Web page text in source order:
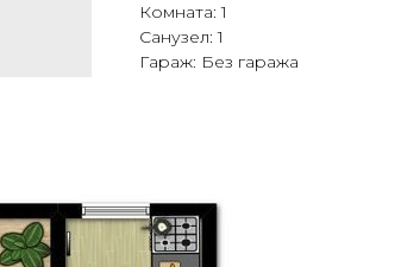
Комната: 1
Санузел: 1
Гараж: Без гаража